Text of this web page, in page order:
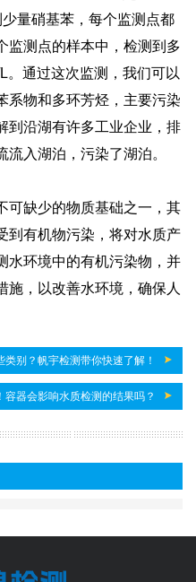
量硝基苯，每个监测点都
监测点的样本中，检测到多
。通过这次监测，我们可以
系物和多环芳烃，主要污染
到沿湖有许多工业企业，排
入湖泊，污染了湖泊。
可缺少的物质基础之一，其
到有机物污染，将对水质产
水环境中的有机污染物，并
施，以改善水环境，确保人
别？帆宇检测带你快速了解！
器会影响水质检测的结果吗？